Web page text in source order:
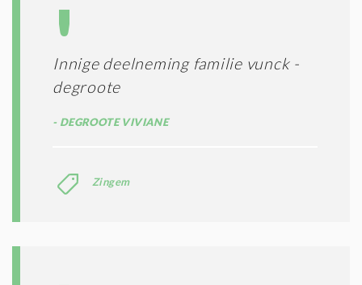
Innige deelneming familie vunck -
degroote
DEGROOTE VIVIANE
Zingem